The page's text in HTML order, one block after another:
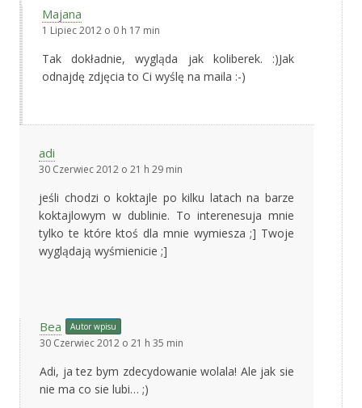
Majana
1 Lipiec 2012 o 0 h 17 min
Tak dokładnie, wygląda jak koliberek. :)Jak
odnajdę zdjęcia to Ci wyślę na maila :-)
adi
30 Czerwiec 2012 o 21 h 29 min
jeśli chodzi o koktajle po kilku latach na barze
koktajlowym w dublinie. To interenesuja mnie
tylko te które ktoś dla mnie wymiesza ;] Twoje
wyglądają wyśmienicie ;]
Bea Autor wpisu
30 Czerwiec 2012 o 21 h 35 min
Adi, ja tez bym zdecydowanie wolala! Ale jak sie
nie ma co sie lubi… ;)